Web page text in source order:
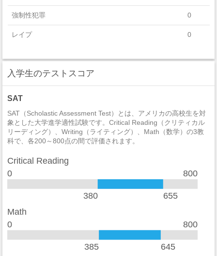
強制性犯罪 0
レイプ 0
非強制性犯罪
法定強姦 0
強盗 0
3
自動車盗難 1
放火
2014
違法武器 2
入学生のテストスコア
SAT
SAT（Scholastic Assessment Test）とは、アメリカの高校生を対
象とした大学進学適性試験です。Critical Reading（クリティカル
リーディング）、Writing（ライティング）、Math（数学）の3教
科で、各200～800点の間で評価されます。
Critical Reading
0
800
380 655
Math
0 800
385 645